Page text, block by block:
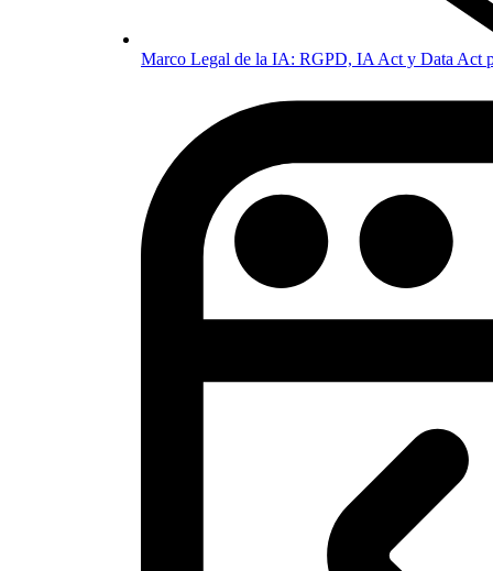
Marco Legal de la IA: RGPD, IA Act y Data Act